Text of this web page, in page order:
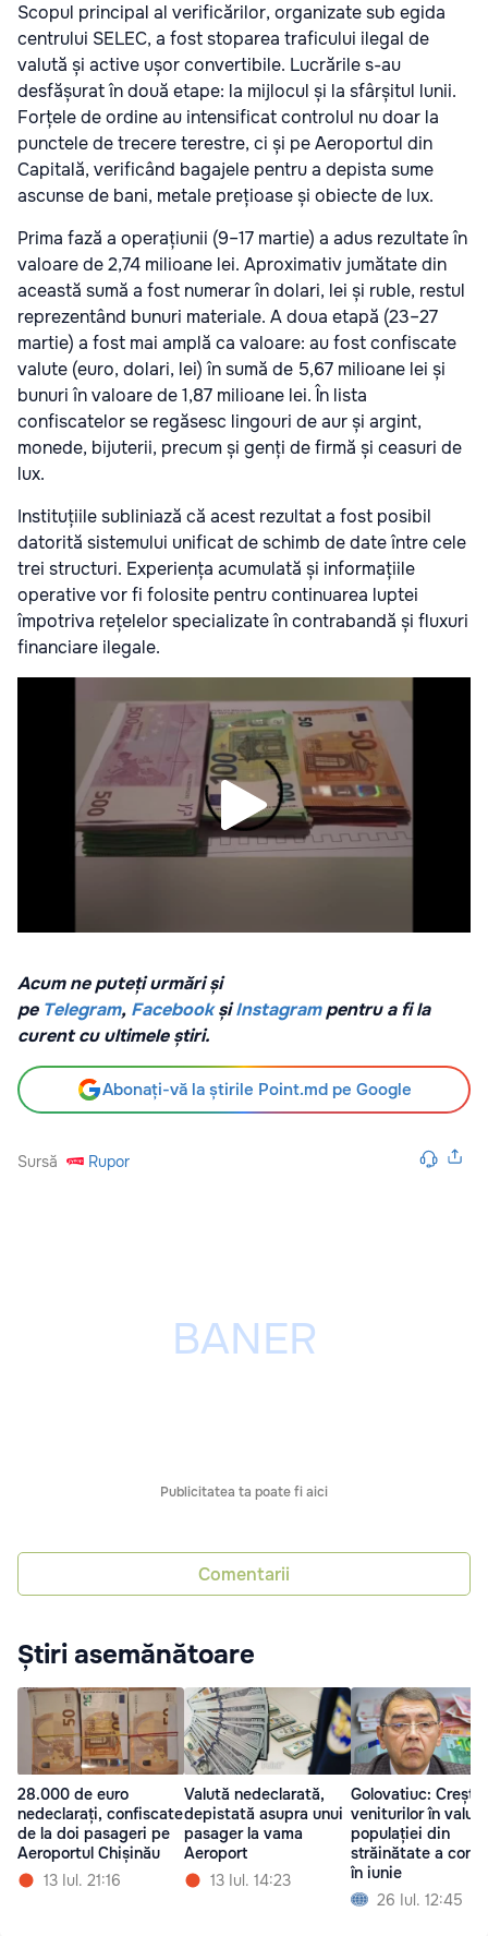
Scopul principal al verificărilor, organizate sub egida
centrului SELEC, a fost stoparea traficului ilegal de
valută și active ușor convertibile. Lucrările s-au
desfășurat în două etape: la mijlocul și la sfârșitul lunii.
Forțele de ordine au intensificat controlul nu doar la
punctele de trecere terestre, ci și pe Aeroportul din
Capitală, verificând bagajele pentru a depista sume
ascunse de bani, metale prețioase și obiecte de lux.
Prima fază a operațiunii (9–17 martie) a adus rezultate în
valoare de 2,74 milioane lei. Aproximativ jumătate din
această sumă a fost numerar în dolari, lei și ruble, restul
reprezentând bunuri materiale. A doua etapă (23–27
martie) a fost mai amplă ca valoare: au fost confiscate
valute (euro, dolari, lei) în sumă de 5,67 milioane lei și
bunuri în valoare de 1,87 milioane lei. În lista
confiscatelor se regăsesc lingouri de aur și argint,
monede, bijuterii, precum și genți de firmă și ceasuri de
lux.
Instituțiile subliniază că acest rezultat a fost posibil
datorită sistemului unificat de schimb de date între cele
trei structuri. Experiența acumulată și informațiile
operative vor fi folosite pentru continuarea luptei
împotriva rețelelor specializate în contrabandă și fluxuri
financiare ilegale.
Acum ne puteți urmări și
pe Telegram, Facebook șiInstagrampentru a fi la
curent cu ultimele știri.
Abonați-vă la știrile Point.md pe Google
Sursă Rupor
Publicitatea ta poate fi aici
Comentarii
Știri asemănătoare
28.000 de euro
nedeclarați, confiscate
de la doi pasageri pe
Aeroportul Chișinău
13 Iul. 21:16
Valută nedeclarată,
depistată asupra unui
pasager la vama
Aeroport
13 Iul. 14:23
Golovatiuc:
veniturilor în
populației din
străinătate a
în iunie
26 Iul. 12:45